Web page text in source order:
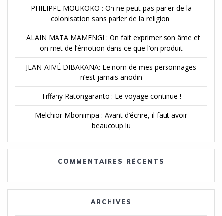
PHILIPPE MOUKOKO : On ne peut pas parler de la
colonisation sans parler de la religion
ALAIN MATA MAMENGI : On fait exprimer son âme et
on met de l’émotion dans ce que l’on produit
JEAN-AIMÉ DIBAKANA: Le nom de mes personnages
n’est jamais anodin
Tiffany Ratongaranto : Le voyage continue !
Melchior Mbonimpa : Avant d’écrire, il faut avoir
beaucoup lu
COMMENTAIRES RÉCENTS
ARCHIVES